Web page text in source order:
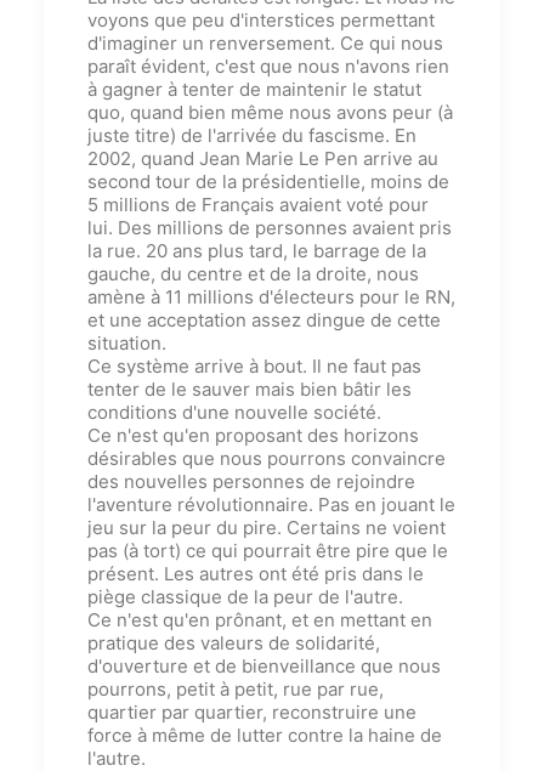
voyons que peu d'interstices permettant
d'imaginer un renversement. Ce qui nous
paraît évident, c'est que nous n'avons rien
à gagner à tenter de maintenir le statut
quo, quand bien même nous avons peur (à
juste titre) de l'arrivée du fascisme. En
2002, quand Jean Marie Le Pen arrive au
second tour de la présidentielle, moins de
5 millions de Français avaient voté pour
lui. Des millions de personnes avaient pris
la rue. 20 ans plus tard, le barrage de la
gauche, du centre et de la droite, nous
amène à 11 millions d'électeurs pour le RN,
et une acceptation assez dingue de cette
situation.
Ce système arrive à bout. Il ne faut pas
tenter de le sauver mais bien bâtir les
conditions d'une nouvelle société.
Ce n'est qu'en proposant des horizons
désirables que nous pourrons convaincre
des nouvelles personnes de rejoindre
l'aventure révolutionnaire. Pas en jouant le
jeu sur la peur du pire. Certains ne voient
pas (à tort) ce qui pourrait être pire que le
présent. Les autres ont été pris dans le
piège classique de la peur de l'autre.
Ce n'est qu'en prônant, et en mettant en
pratique des valeurs de solidarité,
d'ouverture et de bienveillance que nous
pourrons, petit à petit, rue par rue,
quartier par quartier, reconstruire une
force à même de lutter contre la haine de
l'autre.